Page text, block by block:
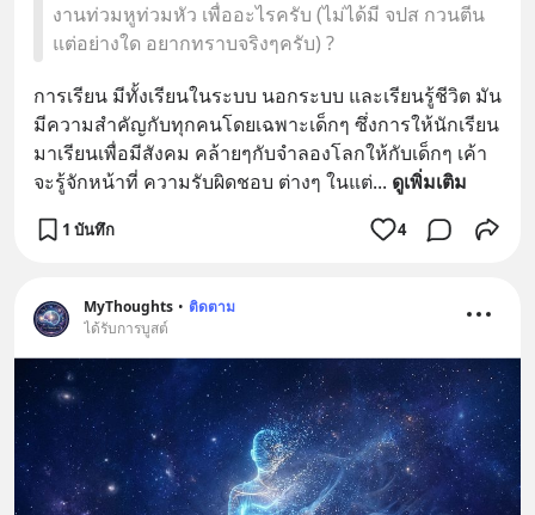
งานท่วมหูท่วมหัว เพื่ออะไรครับ (ไม่ได้มี จปส กวนตีน
แต่อย่างใด อยากทราบจริงๆครับ) ?
การเรียน มีทั้งเรียนในระบบ นอกระบบ และเรียนรู้ชีวิต มัน
มีความสำคัญกับทุกคนโดยเฉพาะเด็กๆ ซึ่งการให้นักเรียน
มาเรียนเพื่อมีสังคม คล้ายๆกับจำลองโลกให้กับเด็กๆ เค้า
จะรู้จักหน้าที่ ความรับผิดชอบ ต่างๆ ในแต่... ดูเพิ่มเติม
1 บันทึก 4
MyThoughts • ติดตาม
ได้รับการบูสต์